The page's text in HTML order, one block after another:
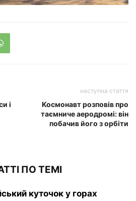
і
наступна стаття
Космонавт розповів про
таємниче аеродромі: він
побачив його з орбіти
ПО ТЕМІ
куточок у горах